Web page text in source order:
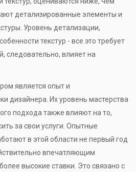
детализированные элементы и
Уровень детализации,
текстур - все это требует
следовательно, влияет на
является опыт и
дизайнера. Их уровень мастерства
подхода также влияют на то,
за свои услуги. Опытные
в этой области не первый год
впечатляющим
высокие ставки. Это связано с